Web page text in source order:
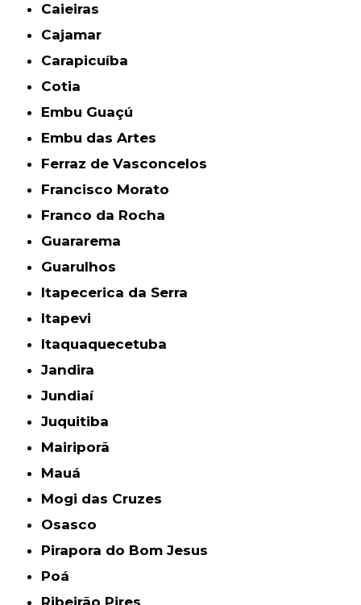
Caieiras
Cajamar
Carapicuíba
Cotia
Embu Guaçú
Embu das Artes
Ferraz de Vasconcelos
Francisco Morato
Franco da Rocha
Guararema
Guarulhos
Itapecerica da Serra
Itapevi
Itaquaquecetuba
Jandira
Jundiaí
Juquitiba
Mairiporã
Mauá
Mogi das Cruzes
Osasco
Pirapora do Bom Jesus
Poá